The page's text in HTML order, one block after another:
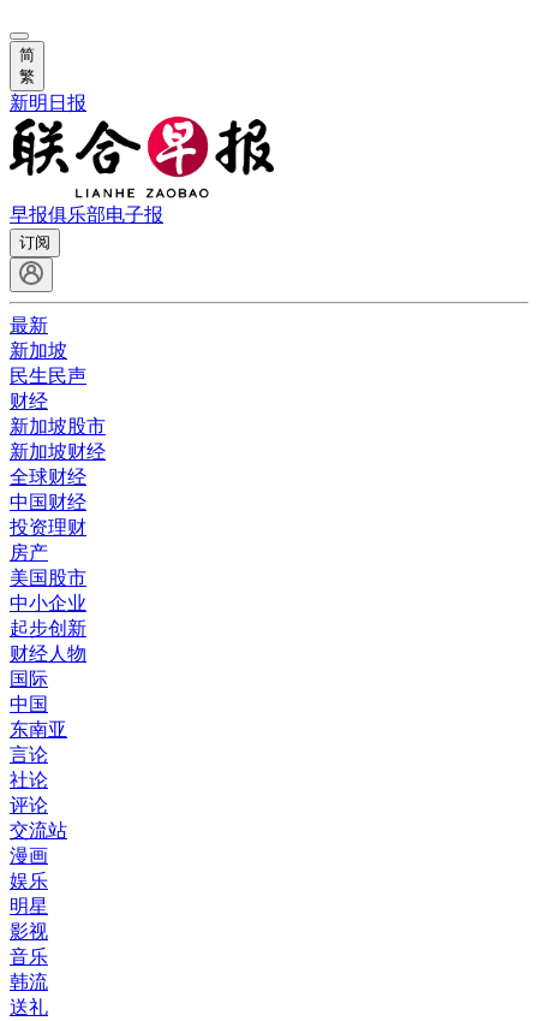
简
繁
新明日报
早报俱乐部电子报
订阅
最新
新加坡
民生民声
财经
新加坡股市
新加坡财经
全球财经
中国财经
投资理财
房产
美国股市
中小企业
起步创新
财经人物
国际
中国
东南亚
言论
社论
评论
交流站
漫画
娱乐
明星
影视
音乐
韩流
送礼